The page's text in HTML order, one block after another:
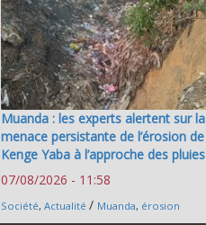
Muanda : les experts alertent sur la
menace persistante de l’érosion de
Kenge Yaba à l’approche des pluies
07/08/2026 - 11:58
Société, Actualité / Muanda, érosion